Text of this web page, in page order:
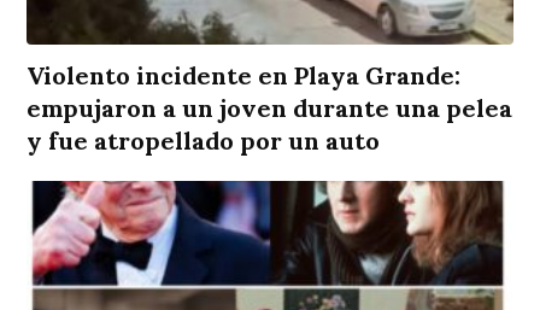
Violento incidente en Playa Grande:
empujaron a un joven durante una pelea
y fue atropellado por un auto